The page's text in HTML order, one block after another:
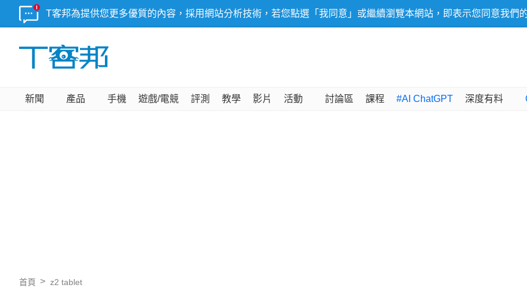
T客邦為提供您更多優質的內容，採用網站分析技術，若您點選「我同意」或繼續瀏覽本網站，即表示您同意我們
新聞 產品 手機 遊戲/電競 評測 教學 影片 活動 討論區 課程 #AI ChatGPT 深度有料
首頁 z2 tablet